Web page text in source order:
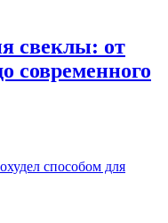
свеклы: от
современного
способом для